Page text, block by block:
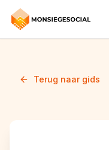
Terug naar gids